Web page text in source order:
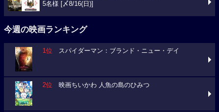
5名様 [〆8/16(日)]
今週の映画ランキング
1位 スパイダーマン：ブランド・ニュー・デイ
2位 映画ちいかわ 人魚の島のひみつ